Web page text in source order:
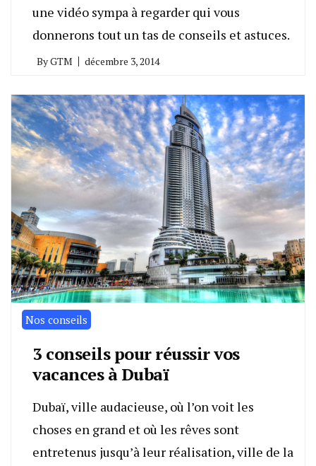
une vidéo sympa à regarder qui vous
donnerons tout un tas de conseils et astuces.
ByGTM décembre 3, 2014
Nos conseils
3 conseils pour réussir vos
vacances à Dubaï
Dubaï, ville audacieuse, où l’on voit les
choses en grand et où les rêves sont
entretenus jusqu’à leur réalisation, ville de la